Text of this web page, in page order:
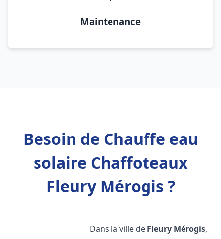
Maintenance
Besoin de Chauffe eau
solaire Chaffoteaux
Fleury Mérogis ?
Dans la ville de Fleury Mérogis,